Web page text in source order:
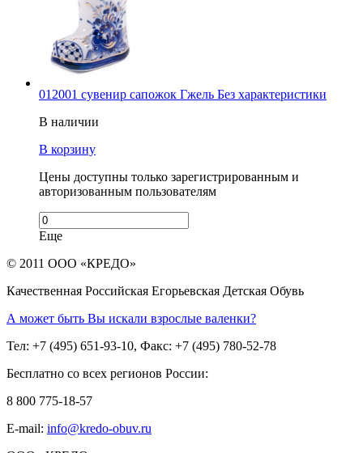
012001 сувенир сапожок Гжель Без характеристики
В наличии
В корзину
Цены доступны только зарегистрированным и
авторизованным пользователям
Еще
© 2011 ООО «КРЕДО»
Качественная Российская Егорьевская Детская Обувь
А может быть Вы искали взрослые валенки?
Тел: +7 (495) 651-93-10, Факс: +7 (495) 780-52-78
Бесплатно со всех регионов России:
8 800 775-18-57
E-mail: info@kredo-obuv.ru